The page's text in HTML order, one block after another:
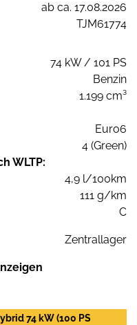
ab ca. 17.08.2026
TJM61774
74 kW / 101 PS
Benzin
1.199 cm³
Euro6
4 (Green)
WLTP:
4,9 l/100km
111 g/km
C
Zentrallager
74 kW (100 PS